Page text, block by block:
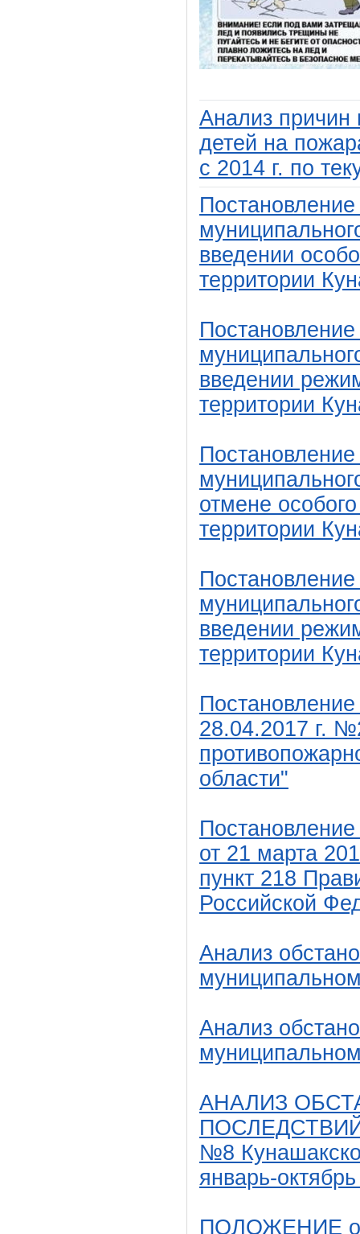
Анализ причин
детей на
с 2014 г. по
введении
территории
введении
территории
отмене
территории
введении
территории
28.04.2017 г.
области"
от 21 марта
пункт 218
Российской
Анализ
Анализ
АНАЛИЗ
№8
январь-
ПОЛОЖЕНИЕ о